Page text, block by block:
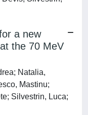
a new
the 70 MeV
Natalia,
Mastinu;
Silvestrin, Luca;